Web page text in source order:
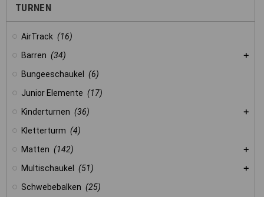
TURNEN
AirTrack (16)
Barren (34)
Bungeeschaukel
(6)
Junior Elemente (17)
Kinderturnen (36)
Kletterturm (4)
Matten (142)
Multischaukel
(51)
Schwebebalken (25)